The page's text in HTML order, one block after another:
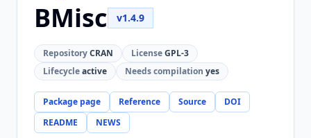
BMisc v1.4.9
RepositoryCRAN LicenseGPL-3
Lifecycleactive Needs compilation yes
Package page Reference Source
DOI
README
NEWS